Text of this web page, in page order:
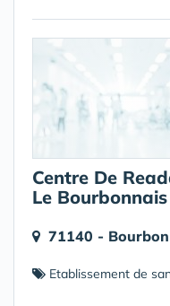
Centre De
Le Bourbonnais
71140 -
Etablissement de